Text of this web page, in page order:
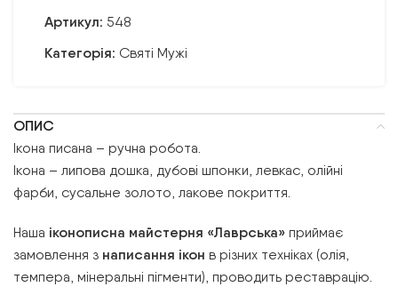
Артикул: 548
Категорія: Святі Мужі
ОПИС
Ікона писана – ручна робота.
Ікона – липова дошка, дубові шпонки, левкас, олійні
фарби, сусальне золото, лакове покриття.
Наша іконописна майстерня «Лаврська» приймає
замовлення з написання ікон в різних техніках (олія,
темпера, мінеральні пігменти), проводить реставрацію.